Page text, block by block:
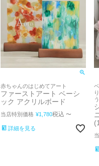
赤ちゃんのはじめてアート
ファーストアート ベーシ
ック アクリルボード
当店特別価格 ¥1,780税込 〜
詳細を見る